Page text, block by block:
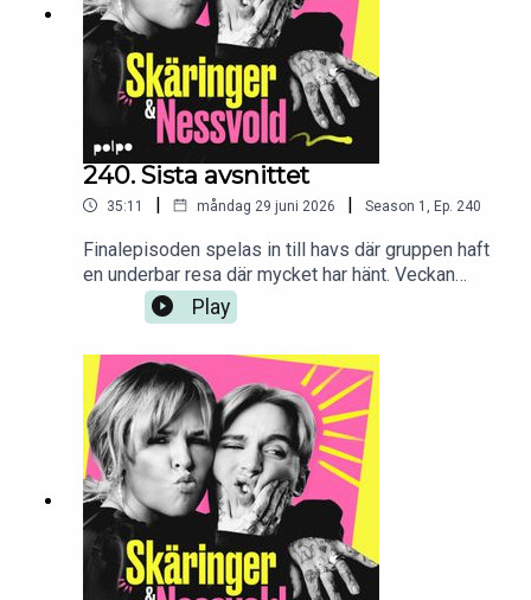
240. Sista avsnittet
35:11 | måndag 29 juni 2026 | Season 1 Ep. 240
Finalepisoden spelas in till havs där gruppen haft
en underbar resa där mycket har hänt. Veckan
summeras och det gör även de 4,5 åren som
podden har spelats in. Stort tack till alla er som
ingenting. Kram!Medverkande: Mia Skäringer &
Hampus NessvoldProducent: Anna
SpolanderRedigering/Klipp: Mikael Solkulle &
Anna Spolander
Play